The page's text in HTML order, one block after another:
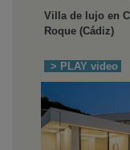
Villa de lujo en
Roque (Cádiz)
> PLAY video